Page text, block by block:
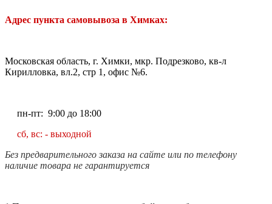
Адрес пункта самовывоза в Химках:
Московская область, г. Химки, мкр. Подрезково, кв-л
Кирилловка, вл.2, стр 1, офис №6.
пн-пт: 9:00 до 18:00
сб, вс: - выходной
Без предварительного заказа на сайте или по телефону
наличие товара не гарантируется